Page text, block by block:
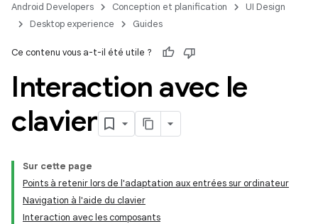
Android Developers Conception et planification
UI Design
Desktop experience
Guides
Ce contenu vous a-t-il été utile ?
Interaction avec le
clavier
Sur cette page
Points à retenir lors de l'adaptation aux entrées sur ordinateur
Navigation à l'aide du clavier
Interaction avec les composants